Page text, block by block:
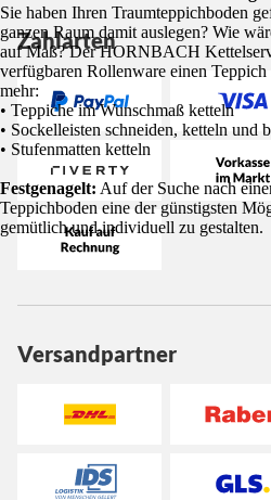
Sie haben Ihren Traumteppichboden
ganzen Raum damit auslegen? Wie
auf Maß? Der HORNBACH
verfügbaren Rollenware einen
mehr:
• Teppiche im Wunschmaß ketteln
• Sockelleisten schneiden, ketteln und
• Stufenmatten ketteln
Festgenagelt: Auf der Suche nach
Teppichboden eine der günstigsten
gemütlich und individuell zu gestalten.
Zahlarten
Versandpartner